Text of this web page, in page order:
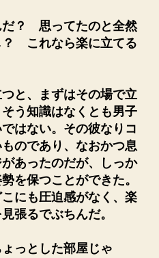
だ？ 思ってたのと全然
？ これなら楽に立てる
と、まずはその場で立
う知識はなくとも男子
はない。その彼なりコ
のであり、なおかつ息
あったのだが、しっか
を保つことができた。
にも圧迫感がなく、楽
張るでぶちんだ。
っとした部屋じゃ